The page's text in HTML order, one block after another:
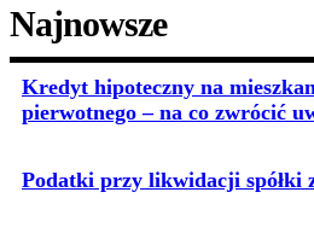
Najnowsze
Kredyt hipoteczny na
pierwotnego – na co zwrócić
Podatki przy likwidacji spółki